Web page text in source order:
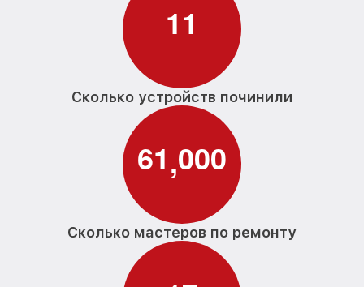
11
Сколько устройств починили
61,000
Сколько мастеров по ремонту